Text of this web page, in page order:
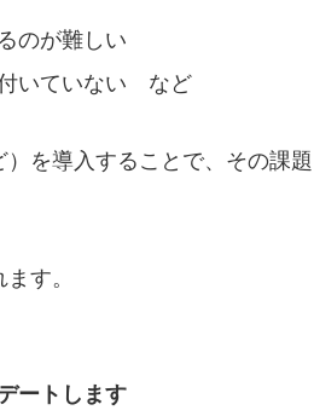
のが難しい
いていない など
を導入することで、その課
す。
ートします